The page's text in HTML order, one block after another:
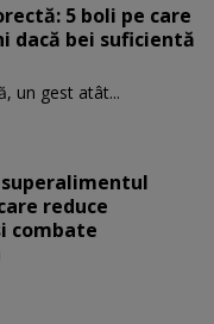
5 boli pe care
dacă bei suficientă
un gest atât...
reduce
combate